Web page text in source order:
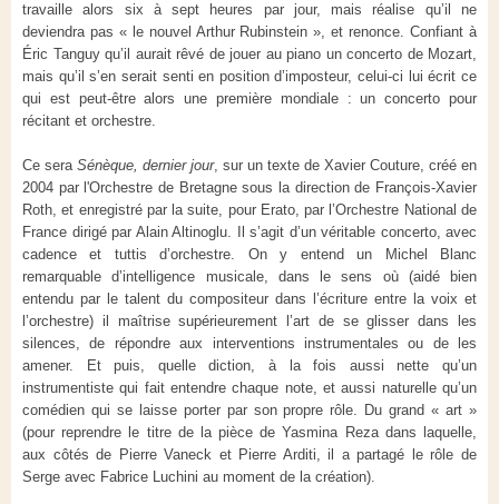
travaille alors six à sept heures par jour, mais réalise qu’il ne
deviendra pas « le nouvel Arthur Rubinstein », et renonce. Confiant à
Éric Tanguy qu’il aurait rêvé de jouer au piano un concerto de Mozart,
mais qu’il s’en serait senti en position d’imposteur, celui-ci lui écrit ce
qui est peut-être alors une première mondiale : un concerto pour
récitant et orchestre.
Ce sera Sénèque, dernier jour, sur un texte de Xavier Couture, créé en
2004 par l'Orchestre de Bretagne sous la direction de François-Xavier
Roth, et enregistré par la suite, pour Erato, par l’Orchestre National de
France dirigé par Alain Altinoglu. Il s’agit d’un véritable concerto, avec
cadence et tuttis d’orchestre. On y entend un Michel Blanc
remarquable d’intelligence musicale, dans le sens où (aidé bien
entendu par le talent du compositeur dans l’écriture entre la voix et
l’orchestre) il maîtrise supérieurement l’art de se glisser dans les
silences, de répondre aux interventions instrumentales ou de les
amener. Et puis, quelle diction, à la fois aussi nette qu’un
instrumentiste qui fait entendre chaque note, et aussi naturelle qu’un
comédien qui se laisse porter par son propre rôle. Du grand « art »
(pour reprendre le titre de la pièce de Yasmina Reza dans laquelle,
aux côtés de Pierre Vaneck et Pierre Arditi, il a partagé le rôle de
Serge avec Fabrice Luchini au moment de la création).